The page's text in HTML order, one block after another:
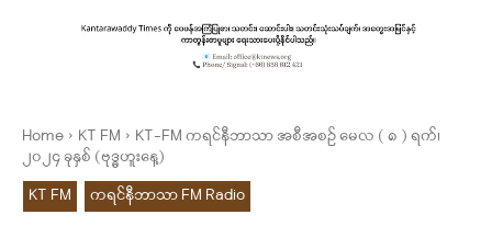
Home KT FM
KT-FM ကရင်နီဘာသာ အစီအစဉ် မေလ ( ၈ ) ရက်၊
၂၀၂၄ ခုနှစ် (ဗုဒ္ဓဟူးနေ့)
KT FM
ကရင်နီဘာသာ FM Radio